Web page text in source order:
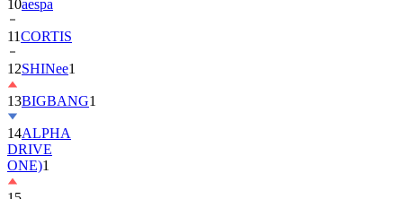
11CORTIS
12SHINee1
13BIGBANG
14ALPHA
DRIVE
ONE)1
15
朴